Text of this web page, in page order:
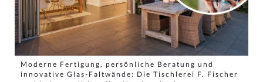
Moderne Fertigung, persönliche Beratung und
innovative Glas-Faltwände: Die Tischlerei F. Fischer